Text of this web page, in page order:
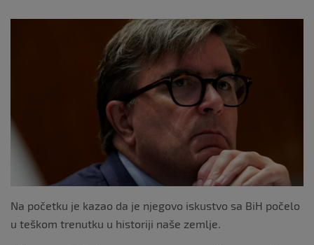
e
Na početku je kazao da je njegovo iskustvo sa BiH počelo
u teškom trenutku u historiji naše zemlje.